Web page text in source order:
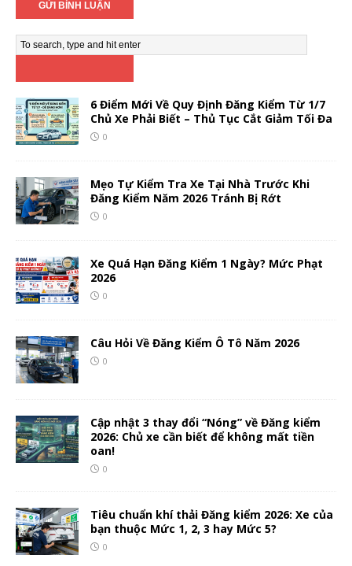
6 Điểm Mới Về Quy Định Đăng Kiểm Từ 1/7
Chủ Xe Phải Biết – Thủ Tục Cắt Giảm Tối Đa
0
Mẹo Tự Kiểm Tra Xe Tại Nhà Trước Khi
Đăng Kiểm Năm 2026 Tránh Bị Rớt
0
Xe Quá Hạn Đăng Kiểm 1 Ngày? Mức Phạt
2026
0
Câu Hỏi Về Đăng Kiểm Ô Tô Năm 2026
0
Cập nhật 3 thay đổi “Nóng” về Đăng kiểm
2026: Chủ xe cần biết để không mất tiền
oan!
0
Tiêu chuẩn khí thải Đăng kiểm 2026: Xe của
bạn thuộc Mức 1, 2, 3 hay Mức 5?
0